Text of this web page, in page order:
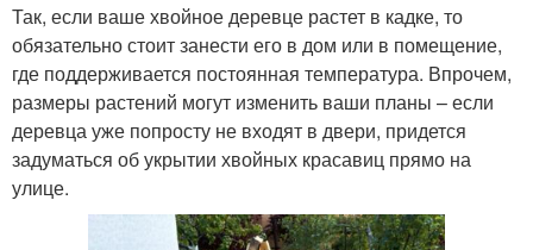
Так, если ваше хвойное деревце растет в кадке, то
обязательно стоит занести его в дом или в помещение,
где поддерживается постоянная температура. Впрочем,
размеры растений могут изменить ваши планы – если
деревца уже попросту не входят в двери, придется
задуматься об укрытии хвойных красавиц прямо на
улице.